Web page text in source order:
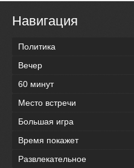
Навигация
Политика
Вечер
60 минут
Место встречи
Большая игра
Время покажет
Развлекательное